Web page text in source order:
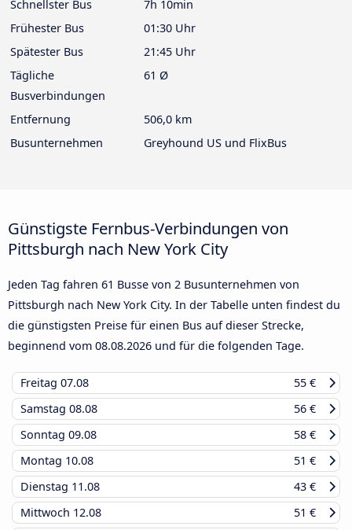
Schnellster Bus
7h 10min
Frühester Bus
01:30 Uhr
Spätester Bus
21:45 Uhr
Tägliche
Busverbindungen
61 Ø
Entfernung
506,0 km
Busunternehmen
Greyhound US und FlixBus
Günstigste Fernbus-Verbindungen von
Pittsburgh nach New York City
Jeden Tag fahren 61 Busse von 2 Busunternehmen von
Pittsburgh nach New York City. In der Tabelle unten findest du
die günstigsten Preise für einen Bus auf dieser Strecke,
beginnend vom 08.08.2026 und für die folgenden Tage.
Freitag 07.08
55 €
Samstag 08.08
56 €
Sonntag 09.08
58 €
Montag 10.08
51 €
Dienstag 11.08
43 €
Mittwoch 12.08
51 €